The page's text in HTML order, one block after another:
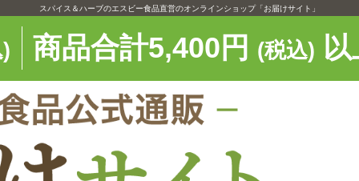
スパイス＆ハーブのエスビー食品直営のオンラインショップ「お届けサイト」
商品合計5,400円 (税込)